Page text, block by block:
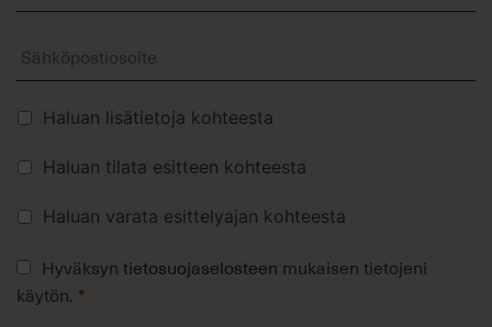
Lisävalinnat
Haluan lisätietoja kohteesta
Haluan tilata esitteen kohteesta
Haluan varata esittelyajan kohteesta
Tietosuojaseloste
*
Hyväksyn tietosuojaselosteen mukaisen tietojeni
käytön. *